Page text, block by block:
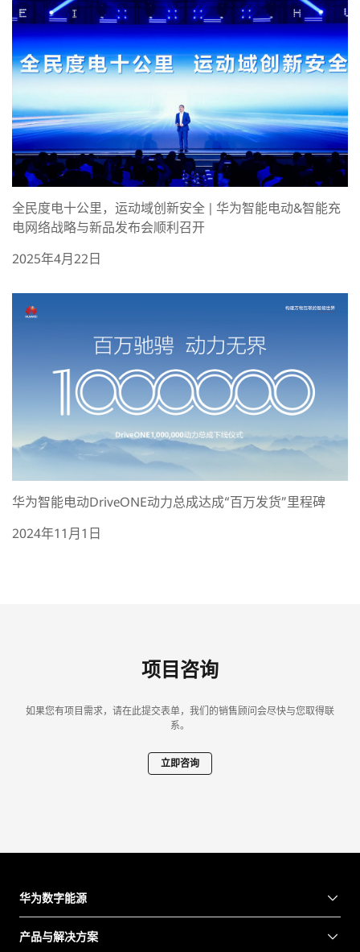
全民度电十公里，运动域创新安全 | 华为智能电动&智能充
电网络战略与新品发布会顺利召开
2025年4月22日
华为智能电动DriveONE动力总成达成“百万发货”里程碑
2024年11月1日
项目咨询
如果您有项目需求，请在此提交表单，我们的销售顾问会尽快与您取得联
系。
立即咨询
华为数字能源
产品与解决方案